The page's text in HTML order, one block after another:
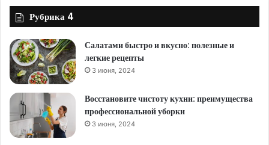
Рубрика 4
Салатами быстро и вкусно: полезные и
легкие рецепты
3 июня, 2024
Восстановите чистоту кухни: преимущества
профессиональной уборки
3 июня, 2024